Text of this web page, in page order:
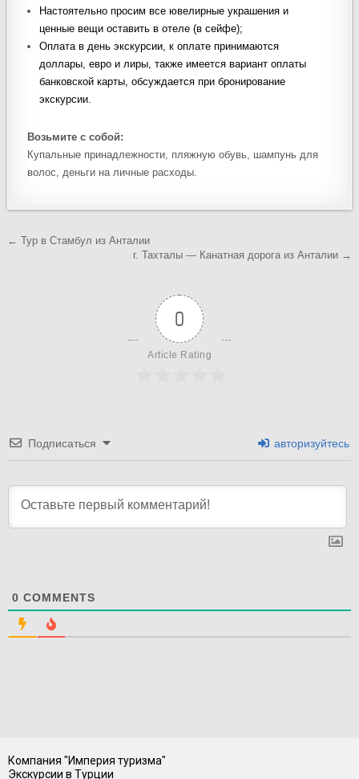
Настоятельно просим все ювелирные украшения и
ценные вещи оставить в отеле (в сейфе);
Оплата в день экскурсии, к оплате принимаются
доллары, евро и лиры, также имеется вариант оплаты
банковской карты, обсуждается при бронирование
экскурсии.
Возьмите с собой:
Купальные принадлежности, пляжную обувь, шампунь для
волос, деньги на личные расходы.
Навигация
← Тур в Стамбул из Анталии
г. Тахталы — Канатная дорога из Анталии →
0
Article Rating
Подписаться авторизуйтесь
0 COMMENTS
Компания "Империя туризма"
Экскурсии в Турции